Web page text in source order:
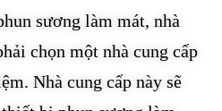
sương làm mát, nhà
chọn một nhà cung cấp
Nhà cung cấp này sẽ